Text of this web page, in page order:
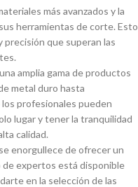
más avanzados y la
herramientas de corte. Esto
que superan las
amplia gama de productos
metal duro hasta
profesionales pueden
lugar y tener la tranquilidad
calidad.
enorgullece de ofrecer un
de expertos está disponible
en la selección de las